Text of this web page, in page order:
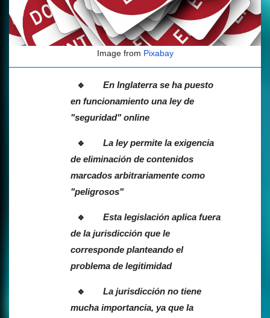
Image from Pixabay
En Inglaterra se ha puesto
en funcionamiento una ley de
"seguridad" online
La ley permite la exigencia
de eliminación de contenidos
marcados arbitrariamente como
"peligrosos"
Esta legislación aplica fuera
de la jurisdicción que le
corresponde planteando el
problema de legitimidad
La jurisdicción no tiene
mucha importancia, ya que la